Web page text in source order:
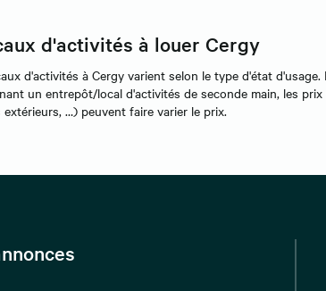
d'activités à louer Cergy
d'activités à Cergy varient selon le type d'état
un entrepôt/local d'activités de seconde main, les
…) peuvent faire varier le prix.